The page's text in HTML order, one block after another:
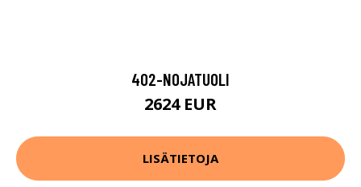
402-NOJATUOLI
2624 EUR
LISÄTIETOJA